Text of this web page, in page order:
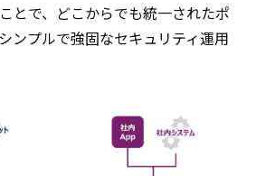
とで、どこからでも統一されたポ
ンプルで強固なセキュリティ運用